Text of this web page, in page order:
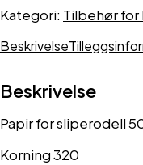
Kategori: Tilbehør
Beskrivelse
Beskrivelse
Papir for sliperodell
Korning 320